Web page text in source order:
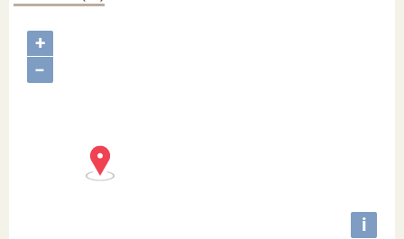
+
−
i